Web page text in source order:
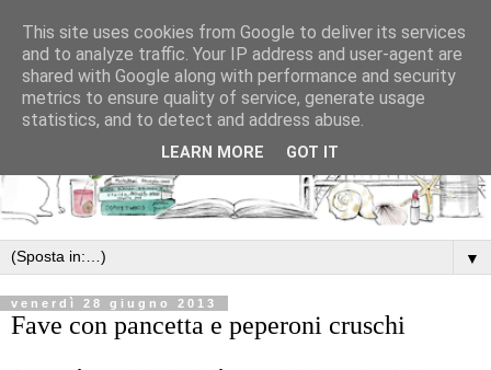
▼
venerdì 28 giugno 2013
Fave con pancetta e peperoni cruschi
This site uses cookies from Google to deliver its services
and to analyze traffic. Your IP address and user-agent are
shared with Google along with performance and security
metrics to ensure quality of service, generate usage
statistics, and to detect and address abuse.
LEARN MORE GOT IT